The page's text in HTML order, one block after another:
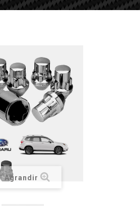
Agrandir